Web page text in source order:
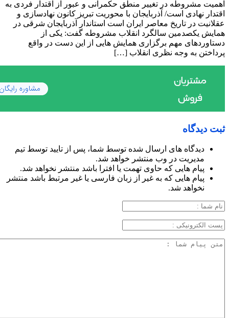
اهمیت مشروطه در تغییر منطق حکمرانی و عبور از اقتدار فردی به
اقتدار نهادی است/ آذربایجان با محوریت تبریز کانون نهادسازی و
عقلانیت در تاریخ معاصر ایران است استاندار آذربایجان شرقی در
همایش یکصدمین سالگرد انقلاب مشروطه گفت: یکی از
دستاوردهای مهم برگزاری همایش هایی از این دست در واقع
پرداختن به وجه نظری انقلاب […]
ثبت دیدگاه
دیدگاه های ارسال شده توسط شما، پس از تایید توسط تیم
مدیریت در وب منتشر خواهد شد.
پیام هایی که حاوی تهمت یا افترا باشد منتشر نخواهد شد.
پیام هایی که به غیر از زبان فارسی یا غیر مرتبط باشد منتشر
نخواهد شد.